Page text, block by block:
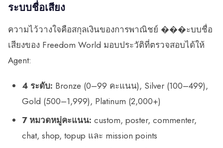
ระบบชื่อเสียง
ความไว้วางใจคือสกุลเงินของการพาณิชย์ ���ะบบชื่อ
เสียงของ Freedom World มอบประวัติที่ตรวจสอบได้ให้
Agent:
4 ระดับ: Bronze (0–99 คะแนน), Silver (100–499),
Gold (500–1,999), Platinum (2,000+)
7 หมวดหมู่คะแนน: custom, poster, commenter,
chat, shop, topup และ mission points